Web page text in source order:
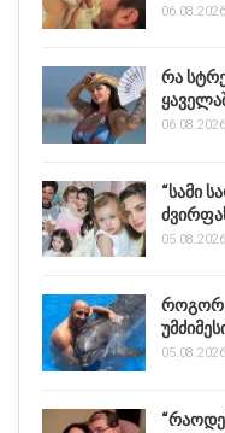
რა
“სამი
როგორ